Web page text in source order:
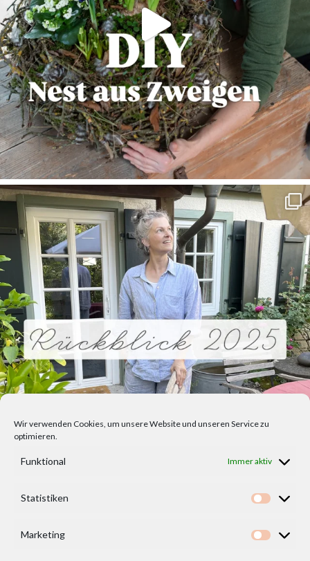
Wir verwenden Cookies, um unsere Website und unseren Service zu
optimieren.
Funktional Immer aktiv
Statistiken
Marketing